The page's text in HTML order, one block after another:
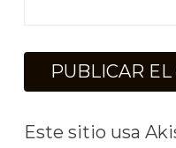
Este sitio usa